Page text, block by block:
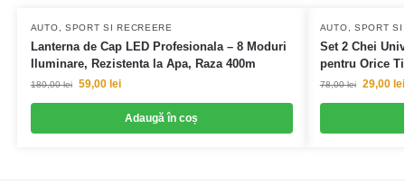
AUTO, SPORT SI RECREERE
Lanterna de Cap LED Profesionala – 8 Moduri
Iluminare, Rezistenta la Apa, Raza 400m
180,00lei 59,00 lei
Adaugă în coș
AUTO, SPORT SI
Set 2 Chei
pentru Orice
78,00lei 29,00 lei